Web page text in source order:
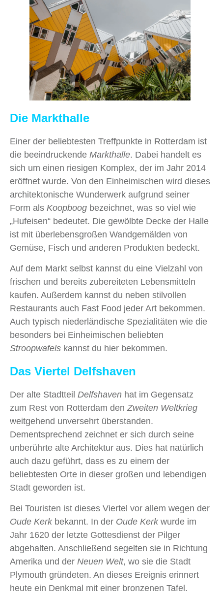
Die Markthalle
Einer der beliebtesten Treffpunkte in Rotterdam ist
die beeindruckende Markthalle. Dabei handelt es
sich um einen riesigen Komplex, der im Jahr 2014
eröffnet wurde. Von den Einheimischen wird dieses
architektonische Wunderwerk aufgrund seiner
Form als Koopboog bezeichnet, was so viel wie
„Hufeisen“ bedeutet. Die gewölbte Decke der Halle
ist mit überlebensgroßen Wandgemälden von
Gemüse, Fisch und anderen Produkten bedeckt.
Auf dem Markt selbst kannst du eine Vielzahl von
frischen und bereits zubereiteten Lebensmitteln
kaufen. Außerdem kannst du neben stilvollen
Restaurants auch Fast Food jeder Art bekommen.
Auch typisch niederländische Spezialitäten wie die
besonders bei Einheimischen beliebten
Stroopwafels kannst du hier bekommen.
Das Viertel Delfshaven
Der alte Stadtteil Delfshaven hat im Gegensatz
zum Rest von Rotterdam den Zweiten Weltkrieg
weitgehend unversehrt überstanden.
Dementsprechend zeichnet er sich durch seine
unberührte alte Architektur aus. Dies hat natürlich
auch dazu geführt, dass es zu einem der
beliebtesten Orte in dieser großen und lebendigen
Stadt geworden ist.
Bei Touristen ist dieses Viertel vor allem wegen der
Oude Kerkbekannt. In der Oude Kerkwurde im
Jahr 1620 der letzte Gottesdienst der Pilger
abgehalten. Anschließend segelten sie in Richtung
Amerika und der Neuen Welt, wo sie die Stadt
Plymouth gründeten. An dieses Ereignis erinnert
heute ein Denkmal mit einer bronzenen Tafel.